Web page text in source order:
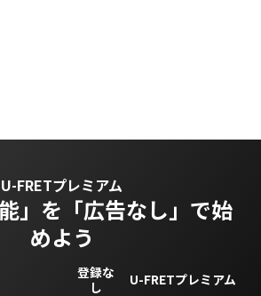
U-FRETプレミアム
」を 「広告なし」で始
めよう
登録な
し
U-FRETプレミアム